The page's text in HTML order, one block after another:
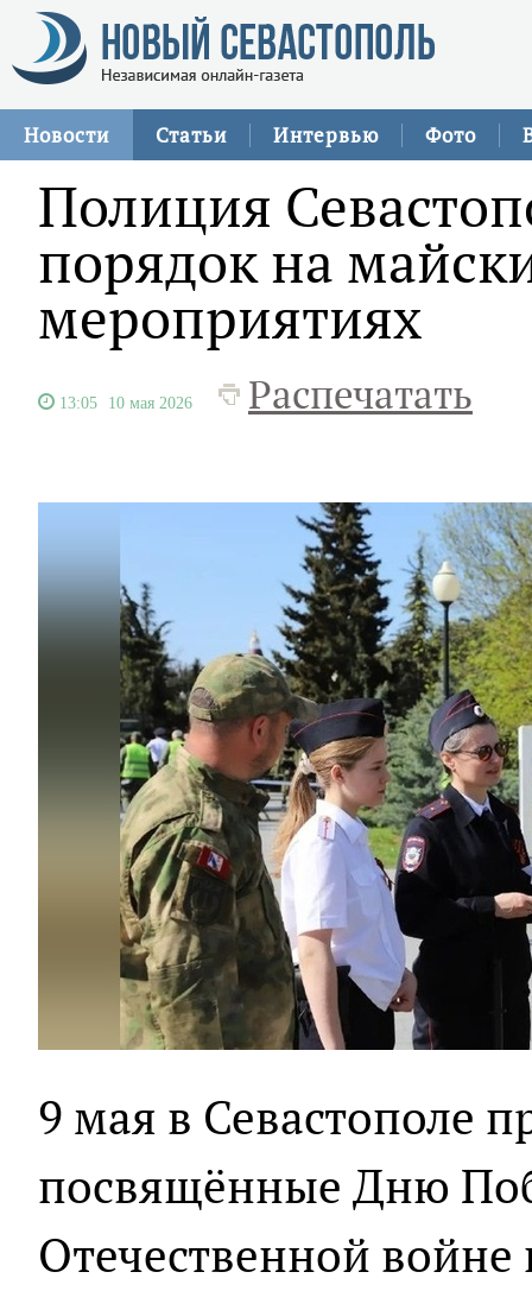
Новости Статьи Интервью Фото
Полиция
порядок на
мероприятиях
13:05 10 мая 2026 Распечатать
9 мая в Севастополе
посвящённые Дню
Отечественной